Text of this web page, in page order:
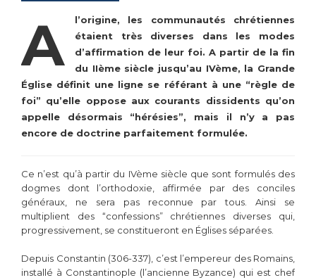
A
l’origine, les communautés chrétiennes
étaient très diverses dans les modes
d’affirmation de leur foi. A partir de la fin
du IIème siècle jusqu’au IVème, la Grande
Église définit une ligne se référant à une “règle de
foi” qu’elle oppose aux courants dissidents qu’on
appelle désormais “hérésies”, mais il n’y a pas
encore de doctrine parfaitement formulée.
Ce n’est qu’à partir du IVème siècle que sont formulés des
dogmes dont l’orthodoxie, affirmée par des conciles
généraux, ne sera pas reconnue par tous. Ainsi se
multiplient des “confessions” chrétiennes diverses qui,
progressivement, se constitueront en Églises séparées.
Depuis Constantin (306-337), c’est l’empereur des Romains,
installé à Constantinople (l’ancienne Byzance) qui est chef